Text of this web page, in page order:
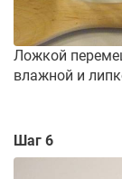
Ложкой
влажной и
Шаг 6